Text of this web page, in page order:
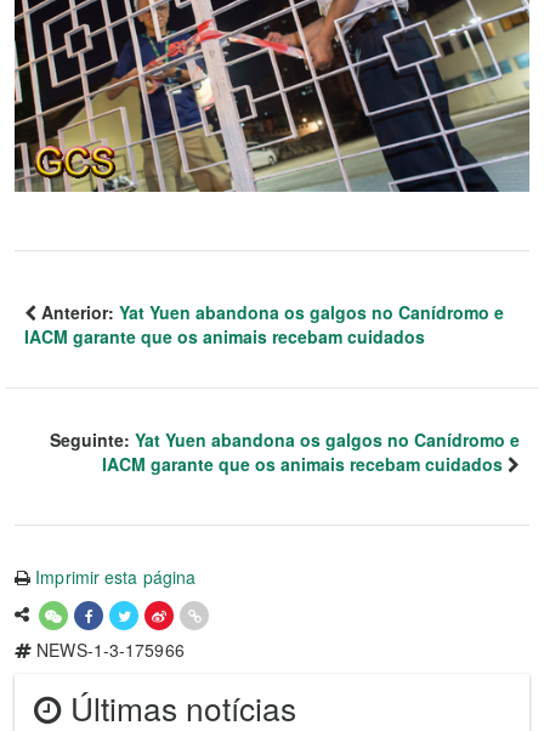
Anterior: Yat Yuen abandona os galgos no Canídromo e
IACM garante que os animais recebam cuidados
Seguinte: Yat Yuen abandona os galgos no Canídromo e
IACM garante que os animais recebam cuidados
Imprimir esta página
NEWS-1-3-175966
Últimas notícias